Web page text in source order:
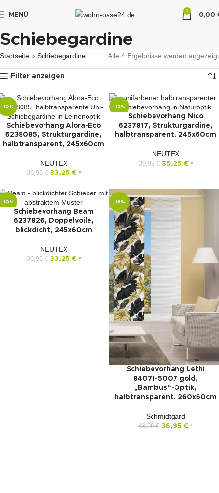
MENÜ
0
0,00
Schiebegardine
Startseite » Schiebegardine Alle 4 Ergebnisse werden angezeigt
Filter anzeigen
-10%
Schiebevorhang Alora-Eco
6238085, Strukturgardine,
halbtransparent, 245x60cm
NEUTEX
36,95€ 33,25 € *
-12%
Schiebevorhang Nico
6237817, Strukturgardine,
halbtransparent, 245x60cm
NEUTEX
39,95€ 35,25 € *
-10%
Schiebevorhang Beam
6237826, Doppelvoile,
blickdicht, 245x60cm
NEUTEX
36,95€ 33,25 € *
-16%
Schiebevorhang Lethi
84071-5007 gold,
„Bambus“-Optik,
halbtransparent, 260x60cm
Schmidtgard
43,99€ 36,95 € *